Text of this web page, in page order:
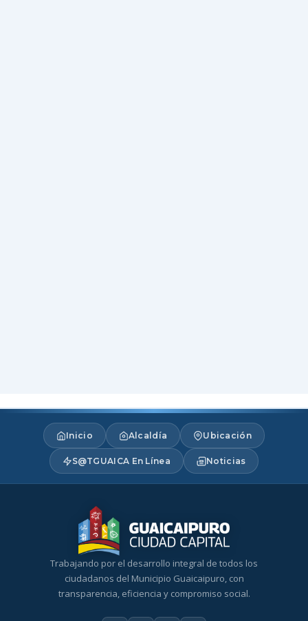
Inicio Alcaldía Ubicación
S@TGUAICA En Línea Noticias
Trabajando por el desarrollo integral de todos los
ciudadanos del Municipio Guaicaipuro, con
transparencia, eficiencia y compromiso social.